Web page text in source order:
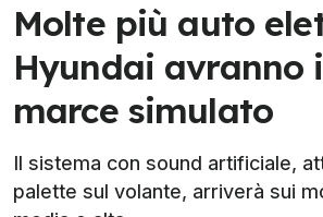
Molte più auto
Hyundai avranno
marce simulato
Il sistema con sound artificiale,
palette sul volante, arriverà sui